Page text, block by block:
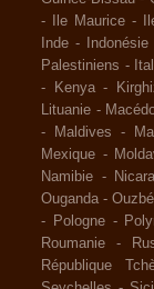
-
Ile Maurice -
Inde - Indonésie
Palestiniens -
-
Kenya -
Lituanie -
-
Maldives -
Mexique -
Namibie -
Ouganda -
-
Pologne -
Roumanie
-
République